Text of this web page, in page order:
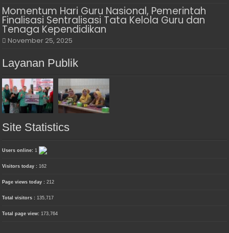
Momentum Hari Guru Nasional, Pemerintah
Finalisasi Sentralisasi Tata Kelola Guru dan
Tenaga Kependidikan
November 25, 2025
Layanan Publik
Site Statistics
Users online: 1
Visitors today : 162
Page views today :212
Total visitors : 135,717
Total page view: 173,764